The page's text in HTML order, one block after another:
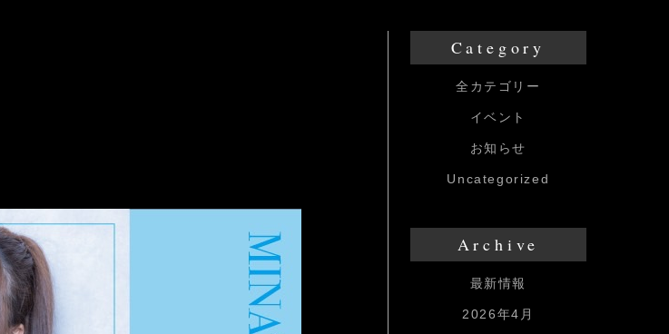
Category
全カテゴリー
イベント
お知らせ
Uncategorized
Archive
最新情報
2026年4月